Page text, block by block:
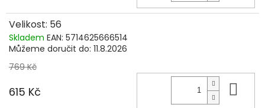
Velikost: 56
Skladem EAN: 5714625666514
Můžeme doručit do: 11.8.2026
769 Kč
615 Kč